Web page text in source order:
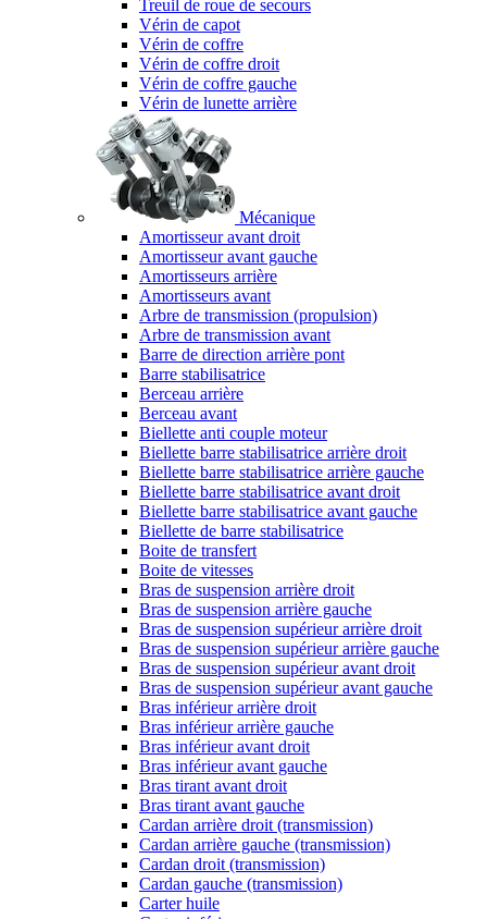
Treuil de roue de secours
Vérin de capot
Vérin de coffre
Vérin de coffre droit
Vérin de coffre gauche
Vérin de lunette arrière
Mécanique
Amortisseur avant droit
Amortisseur avant gauche
Amortisseurs arrière
Amortisseurs avant
Arbre de transmission (propulsion)
Arbre de transmission avant
Barre de direction arrière pont
Barre stabilisatrice
Berceau arrière
Berceau avant
Biellette anti couple moteur
Biellette barre stabilisatrice arrière droit
Biellette barre stabilisatrice arrière gauche
Biellette barre stabilisatrice avant droit
Biellette barre stabilisatrice avant gauche
Biellette de barre stabilisatrice
Boite de transfert
Boite de vitesses
Bras de suspension arrière droit
Bras de suspension arrière gauche
Bras de suspension supérieur arrière droit
Bras de suspension supérieur arrière gauche
Bras de suspension supérieur avant droit
Bras de suspension supérieur avant gauche
Bras inférieur arrière droit
Bras inférieur arrière gauche
Bras inférieur avant droit
Bras inférieur avant gauche
Bras tirant avant droit
Bras tirant avant gauche
Cardan arrière droit (transmission)
Cardan arrière gauche (transmission)
Cardan droit (transmission)
Cardan gauche (transmission)
Carter huile